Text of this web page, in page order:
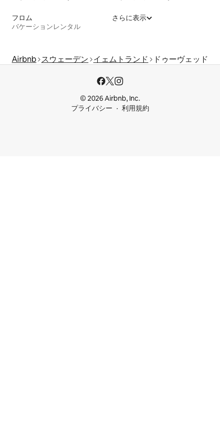
フロム
バケーションレンタル
さらに表示
Airbnb スウェーデン イェムトランド ドゥーヴェッド
© 2026 Airbnb, Inc.
プライバシー
利用規約